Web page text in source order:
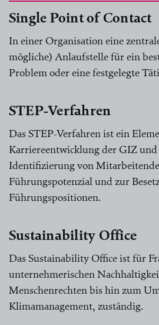
Single Point of Contact
In einer Organisation eine
mögliche) Anlaufstelle für ein
Problem oder eine festgelegte
STEP-Verfahren
Das STEP-Verfahren ist ein
Karriereentwicklung der GIZ
Identifizierung von
Führungspotenzial und zur
Führungspositionen.
Sustainability Office
Das Sustainability Office ist für
unternehmerischen
Menschenrechten bis hin zum
Klimamanagement, zuständig.